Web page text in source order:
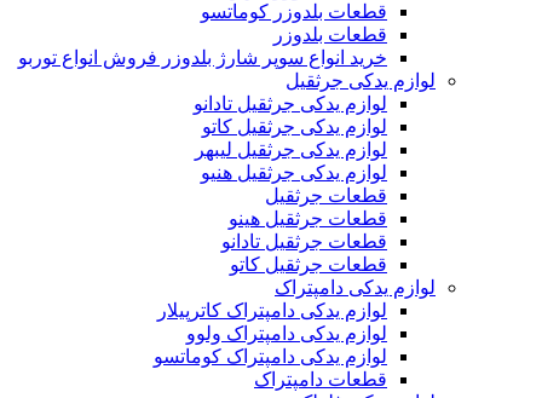
قطعات بلدوزر کوماتسو
قطعات بلدوزر
خرید انواع سوپر شارژ بلدوزر فروش انواع توربو
لوازم یدکی جرثقیل
لوازم یدکی جرثقیل تادانو
لوازم یدکی جرثقیل کاتو
لوازم یدکی جرثقیل لیبهر
لوازم یدکی جرثقیل هنیو
قطعات جرثقیل
قطعات جرثقیل هینو
قطعات جرثقیل تادانو
قطعات جرثقیل کاتو
لوازم یدکی دامپتراک
لوازم یدکی دامپتراک کاترپیلار
لوازم یدکی دامپتراک ولوو
لوازم یدکی دامپتراک کوماتسو
قطعات دامپتراک